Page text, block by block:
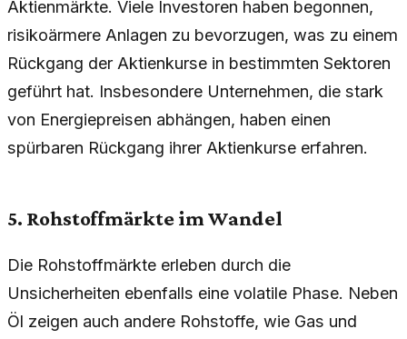
Aktienmärkte. Viele Investoren haben begonnen,
risikoärmere Anlagen zu bevorzugen, was zu einem
Rückgang der Aktienkurse in bestimmten Sektoren
geführt hat. Insbesondere Unternehmen, die stark
von Energiepreisen abhängen, haben einen
spürbaren Rückgang ihrer Aktienkurse erfahren.
5. Rohstoffmärkte im Wandel
Die Rohstoffmärkte erleben durch die
Unsicherheiten ebenfalls eine volatile Phase. Neben
Öl zeigen auch andere Rohstoffe, wie Gas und